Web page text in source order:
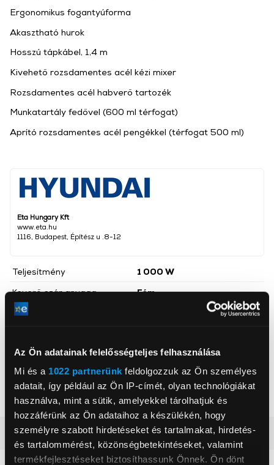
Az Ön adatainak felelősségteljes felhasználása
Mi és a 1022 partnerünk feldolgozzuk az Ön személyes
adatait, így például az Ön IP-címét, olyan technológiákat
használva, mint a sütik, amelyekkel tárolhatjuk és
hozzáférünk az Ön adataihoz a készülékén, hogy
személyre szabott hirdetéseket és tartalmakat, hirdetés-
és tartalommérést, közönségbetekintéseket, valamint
termékfejlesztéseket biztosíthassunk Önnek. Ön dönt
Eta Hungary Kft
www.eta.hu
1116, Budapest, Építész u .8-12
Teljesítmény
1 000 W
Keverő szár anyaga
Fém
Sebességfokozatok száma
Szín
Fekete, Inox
Habverő feltét
Igen
Aprító feltét
Igen
Ergonomikus fogantyúforma
Akasztható hurok
Hosszú tápkábel, 1,4 m
Kivehető rozsdamentes acél kézi mixer
Rozsdamentes acél habverő tartozék
Munkatartály fedővel (600 ml térfogat)
Aprító rozsdamentes acél pengékkel (térfogat 500 ml)
Részletes ismertető